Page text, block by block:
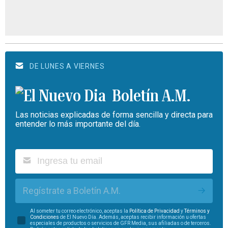
DE LUNES A VIERNES
Boletín A.M.
Las noticias explicadas de forma sencilla y directa para
entender lo más importante del día.
Regístrate a Boletín A.M.
Al someter tu correo electrónico, aceptas la Política de Privacidad yTérminos y
Condiciones de El Nuevo Día. Además, aceptas recibir información u ofertas
especiales de productos o servicios de GFR Media, sus afiliadas o de terceros.